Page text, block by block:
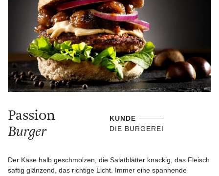
Passion
Burger
KUNDE
DIE BURGEREI
Der Käse halb geschmolzen, die Salatblätter knackig, das Fleisch
saftig glänzend, das richtige Licht. Immer eine spannende